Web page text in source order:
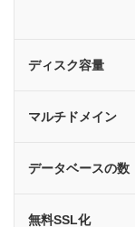
ディスク容量
マルチドメイン
データベースの数
無料SSL化